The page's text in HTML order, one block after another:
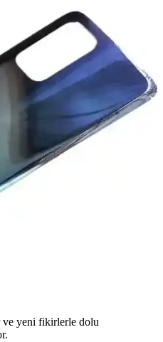
ve yeni fikirlerle dolu